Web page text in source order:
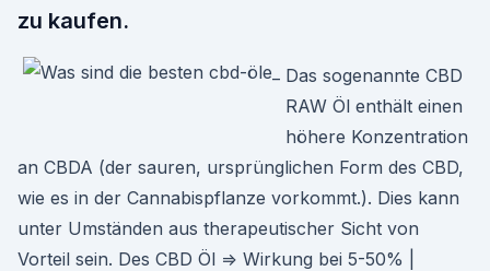
zu kaufen.
Das sogenannte CBD
RAW Öl enthält einen
höhere Konzentration
an CBDA (der sauren, ursprünglichen Form des CBD,
wie es in der Cannabispflanze vorkommt.). Dies kann
unter Umständen aus therapeutischer Sicht von
Vorteil sein. Des CBD Öl ⇒ Wirkung bei 5-50% |